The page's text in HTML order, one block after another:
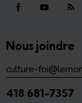
Nous joindre
culture-
418 681-7357